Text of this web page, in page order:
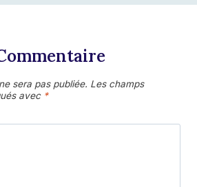
sera pas publiée. Les champs
avec *